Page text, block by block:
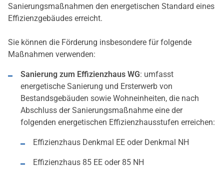
Sanierungsmaßnahmen den energetischen Standard eines
Effizienzgebäudes erreicht.
Sie können die Förderung insbesondere für folgende
Maßnahmen verwenden:
Sanierung zum Effizienzhaus WG: umfasst
energetische Sanierung und Ersterwerb von
Bestandsgebäuden sowie Wohneinheiten, die nach
Abschluss der Sanierungsmaßnahme eine der
folgenden energetischen Effizienzhausstufen erreichen:
Effizienzhaus Denkmal EE oder Denkmal NH
Effizienzhaus 85 EE oder 85 NH